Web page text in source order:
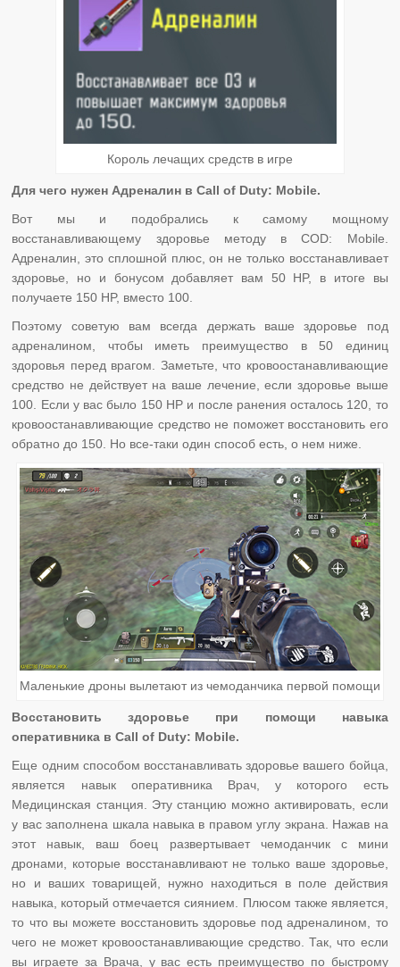
Король лечащих средств в игре
Для чего нужен Адреналин в Call of Duty: Mobile.
Вот мы и подобрались к самому мощному
восстанавливающему здоровье методу в COD: Mobile.
Адреналин, это сплошной плюс, он не только восстанавливает
здоровье, но и бонусом добавляет вам 50 HP, в итоге вы
получаете 150 HP, вместо 100.
Поэтому советую вам всегда держать ваше здоровье под
адреналином, чтобы иметь преимущество в 50 единиц
здоровья перед врагом. Заметьте, что кровоостанавливающие
средство не действует на ваше лечение, если здоровье выше
100. Если у вас было 150 HP и после ранения осталось 120, то
кровоостанавливающие средство не поможет восстановить его
обратно до 150. Но все-таки один способ есть, о нем ниже.
Маленькие дроны вылетают из чемоданчика первой помощи
Восстановить здоровье при помощи навыка
оперативника в Call of Duty: Mobile.
Еще одним способом восстанавливать здоровье вашего бойца,
является навык оперативника Врач, у которого есть
Медицинская станция. Эту станцию можно активировать, если
у вас заполнена шкала навыка в правом углу экрана. Нажав на
этот навык, ваш боец развертывает чемоданчик с мини
дронами, которые восстанавливают не только ваше здоровье,
но и ваших товарищей, нужно находиться в поле действия
навыка, который отмечается сиянием. Плюсом также является,
то что вы можете восстановить здоровье под адреналином, то
чего не может кровоостанавливающие средство. Так, что если
вы играете за Врача, у вас есть преимущество по быстрому